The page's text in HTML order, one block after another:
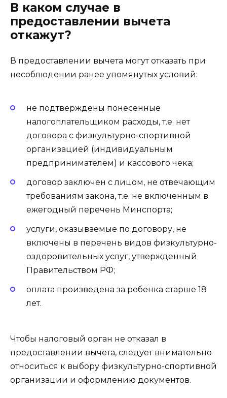
В каком случае в
предоставлении вычета
откажут?
В предоставлении вычета могут отказать при
несоблюдении ранее упомянутых условий:
не подтверждены понесенные
налогоплательщиком расходы, т.е. нет
договора с физкультурно-спортивной
организацией (индивидуальным
предпринимателем) и кассового чека;
договор заключен с лицом, не отвечающим
требованиям закона, т.е. не включенным в
ежегодный перечень Минспорта;
услуги, оказываемые по договору, не
включены в перечень видов физкультурно-
оздоровительных услуг, утвержденный
Правительством РФ;
оплата произведена за ребенка старше 18
лет.
Чтобы налоговый орган не отказал в
предоставлении вычета, следует внимательно
относиться к выбору физкультурно-спортивной
организации и оформлению документов.